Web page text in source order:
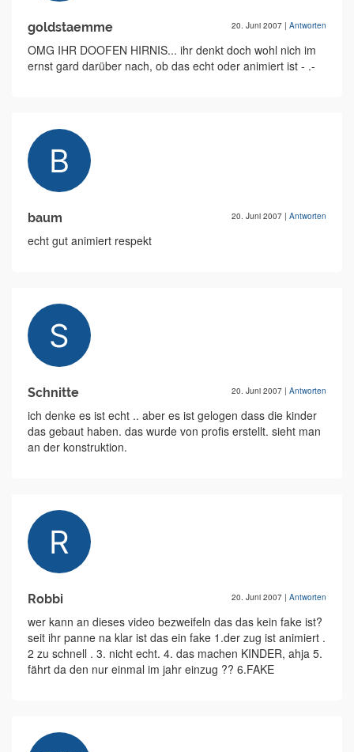
goldstaemme 20. Juni 2007 | Antworten
OMG IHR DOOFEN HIRNIS... ihr denkt doch wohl nich im
ernst gard darüber nach, ob das echt oder animiert ist - .-
baum 20. Juni 2007 | Antworten
echt gut animiert respekt
Schnitte 20. Juni 2007 | Antworten
ich denke es ist echt .. aber es ist gelogen dass die kinder
das gebaut haben. das wurde von profis erstellt. sieht man
an der konstruktion.
Robbi 20. Juni 2007 | Antworten
wer kann an dieses video bezweifeln das das kein fake ist?
seit ihr panne na klar ist das ein fake 1.der zug ist animiert .
2 zu schnell . 3. nicht echt. 4. das machen KINDER, ahja 5.
fährt da den nur einmal im jahr einzug ?? 6.FAKE